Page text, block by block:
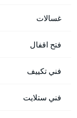
غسالات
فتح اقفال
فني تكييف
فني ستلايت